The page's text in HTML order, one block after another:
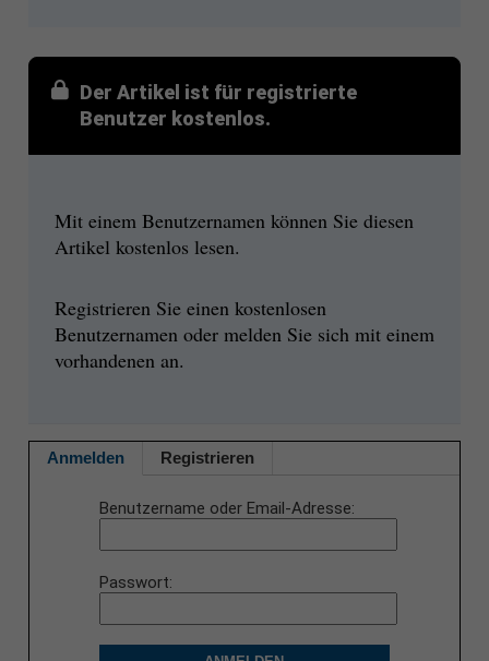
Der Artikel ist für registrierte
Benutzer kostenlos.
Mit einem Benutzernamen können Sie diesen
Artikel kostenlos lesen.
Registrieren Sie einen kostenlosen
Benutzernamen oder melden Sie sich mit einem
vorhandenen an.
Anmelden Registrieren
Benutzername oder Email-Adresse
Passwort